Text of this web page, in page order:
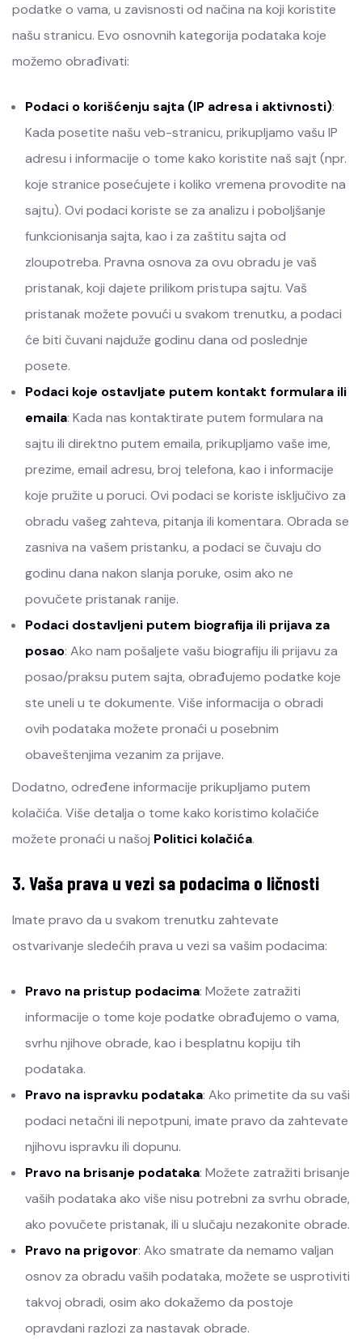
podatke o vama, u zavisnosti od načina na koji koristite
našu stranicu. Evo osnovnih kategorija podataka koje
možemo obrađivati:
Podaci o korišćenju sajta (IP adresa i aktivnosti):
Kada posetite našu veb-stranicu, prikupljamo vašu IP
adresu i informacije o tome kako koristite naš sajt (npr.
koje stranice posećujete i koliko vremena provodite na
sajtu). Ovi podaci koriste se za analizu i poboljšanje
funkcionisanja sajta, kao i za zaštitu sajta od
zloupotreba. Pravna osnova za ovu obradu je vaš
pristanak, koji dajete prilikom pristupa sajtu. Vaš
pristanak možete povući u svakom trenutku, a podaci
će biti čuvani najduže godinu dana od poslednje
posete.
Podaci koje ostavljate putem kontakt formulara ili
emaila: Kada nas kontaktirate putem formulara na
sajtu ili direktno putem emaila, prikupljamo vaše ime,
prezime, email adresu, broj telefona, kao i informacije
koje pružite u poruci. Ovi podaci se koriste isključivo za
obradu vašeg zahteva, pitanja ili komentara. Obrada se
zasniva na vašem pristanku, a podaci se čuvaju do
godinu dana nakon slanja poruke, osim ako ne
povučete pristanak ranije.
Podaci dostavljeni putem biografija ili prijava za
posao: Ako nam pošaljete vašu biografiju ili prijavu za
posao/praksu putem sajta, obrađujemo podatke koje
ste uneli u te dokumente. Više informacija o obradi
ovih podataka možete pronaći u posebnim
obaveštenjima vezanim za prijave.
Dodatno, određene informacije prikupljamo putem
kolačića. Više detalja o tome kako koristimo kolačiće
možete pronaći u našoj Politici kolačića.
3. Vaša prava u vezi sa podacima o ličnosti
Imate pravo da u svakom trenutku zahtevate
ostvarivanje sledećih prava u vezi sa vašim podacima:
Pravo na pristup podacima: Možete zatražiti
informacije o tome koje podatke obrađujemo o vama,
svrhu njihove obrade, kao i besplatnu kopiju tih
podataka.
Pravo na ispravku podataka: Ako primetite da su vaši
podaci netačni ili nepotpuni, imate pravo da zahtevate
njihovu ispravku ili dopunu.
Pravo na brisanje podataka: Možete zatražiti brisanje
vaših podataka ako više nisu potrebni za svrhu obrade,
ako povučete pristanak, ili u slučaju nezakonite obrade.
Pravo na prigovor: Ako smatrate da nemamo valjan
osnov za obradu vaših podataka, možete se usprotiviti
takvoj obradi, osim ako dokažemo da postoje
opravdani razlozi za nastavak obrade.